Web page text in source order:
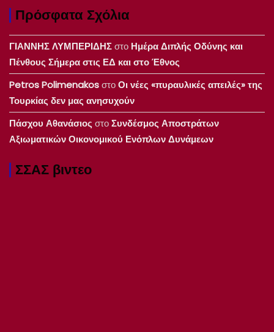
Πρόσφατα Σχόλια
ΓΙΑΝΝΗΣ ΛΥΜΠΕΡΙΔΗΣστο Ημέρα Διπλής Οδύνης και
Πένθους Σήμερα στις ΕΔ και στο Έθνος
Petros PolimenakosστοΟι νέες «πυραυλικές απειλές» της
Τουρκίας δεν μας ανησυχούν
Πάσχου Αθανάσιος στοΣυνδέσμος Αποστράτων
Αξιωματικών Οικονομικού Ενόπλων Δυνάμεων
ΣΣΑΣ βιντεο